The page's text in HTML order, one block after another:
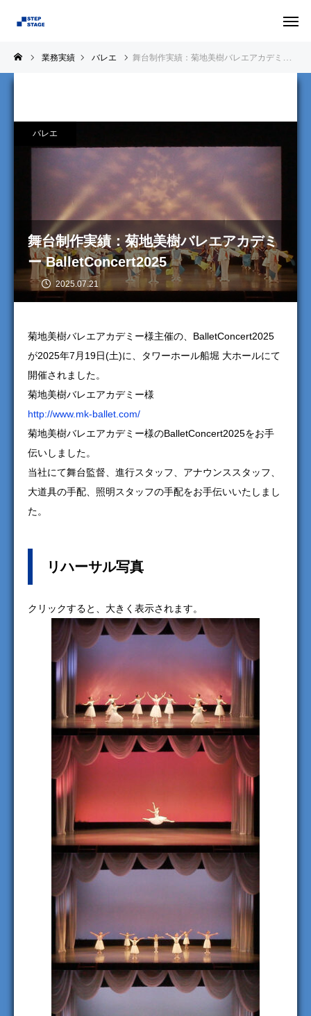
業務実績 バレエ 舞台制作実績：菊地美樹バレエアカデミー BalletConcert2025
舞台制作実績：菊地美樹バレエアカデミ
ー BalletConcert2025
2025.07.21
バレエ
菊地美樹バレエアカデミー様主催の、BalletConcert2025
が2025年7月19日(土)に、タワーホール船堀 大ホールにて
開催されました。
菊地美樹バレエアカデミー様
http://www.mk-ballet.com/
菊地美樹バレエアカデミー様のBalletConcert2025をお手
伝いしました。
当社にて舞台監督、進行スタッフ、アナウンススタッフ、
大道具の手配、照明スタッフの手配をお手伝いいたしまし
た。
リハーサル写真
クリックすると、大きく表示されます。